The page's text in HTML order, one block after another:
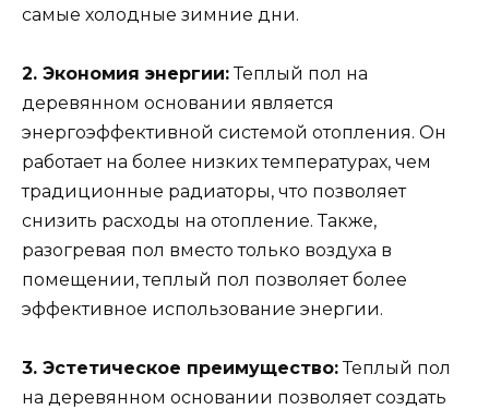
самые холодные зимние дни.
2. Экономия энергии:Теплый пол на
деревянном основании является
энергоэффективной системой отопления. Он
работает на более низких температурах, чем
традиционные радиаторы, что позволяет
снизить расходы на отопление. Также,
разогревая пол вместо только воздуха в
помещении, теплый пол позволяет более
эффективное использование энергии.
3. Эстетическое преимущество:Теплый пол
на деревянном основании позволяет создать